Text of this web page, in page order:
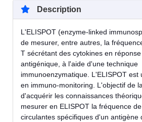
Description
L'ELISPOT (enzyme-linked
de mesurer, entre autres, la
T sécrétant des cytokines en
antigénique, à l'aide d'une technique
immunoenzymatique. L'ELISPOT est
en immuno-monitoring. L'objectif de
d'acquérir les connaissances
mesurer en ELISPOT la fréquence
circulantes spécifiques d'un antigène